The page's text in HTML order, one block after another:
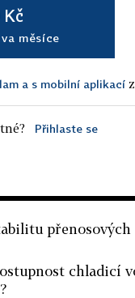
měsíce
a s mobilní aplikací
Přihlaste se
chladicí